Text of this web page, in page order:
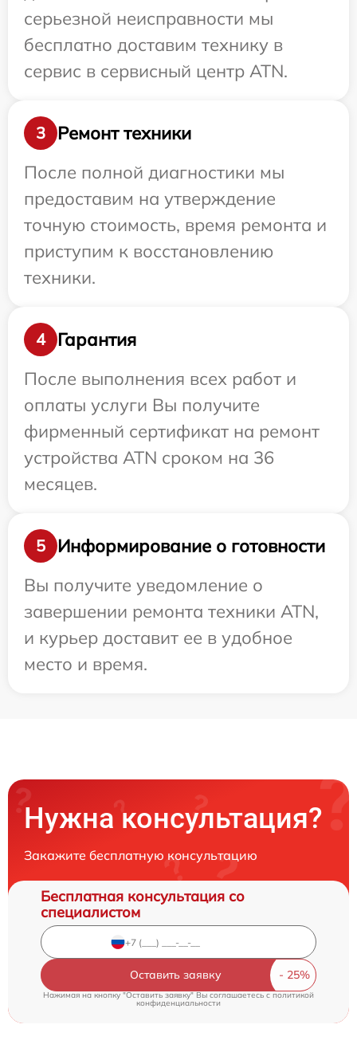
серьезной неисправности мы
бесплатно доставим технику в
сервис в сервисный центр ATN.
3
Ремонт техники
После полной диагностики мы
предоставим на утверждение
точную стоимость, время ремонта и
приступим к восстановлению
техники.
4
Гарантия
После выполнения всех работ и
оплаты услуги Вы получите
фирменный сертификат на ремонт
устройства ATN сроком на 36
месяцев.
5
Информирование о готовности
Вы получите уведомление о
завершении ремонта техники ATN,
и курьер доставит ее в удобное
место и время.
Нужна консультация?
Закажите бесплатную консультацию
Бесплатная консультация со
специалистом
Оставить заявку
Нажимая на кнопку "Оставить заявку" Вы соглашаетесь c политикой
конфиденциальности